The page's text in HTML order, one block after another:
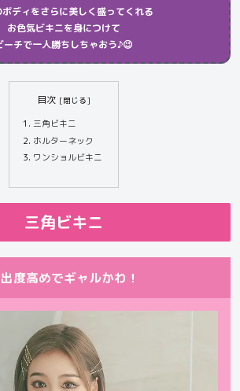
ボディをさらに美しく盛ってくれる
お色気ビキニを身につけて
ーチで一人勝ちしちゃおう♪😉
目次
三角ビキニ
ホルターネック
ワンショルビキニ
三角ビキニ
度高めでギャルかわ！